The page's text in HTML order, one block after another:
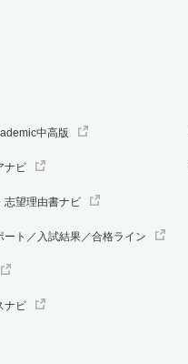
中高版
ナビ
志望理由書ナビ
ート／入試結果／合格ライン
ナビ